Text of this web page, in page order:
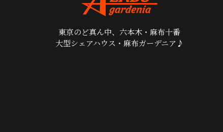
東京のど真ん中、六本木・麻布十番
大型シェアハウス・麻布ガーデニア♪